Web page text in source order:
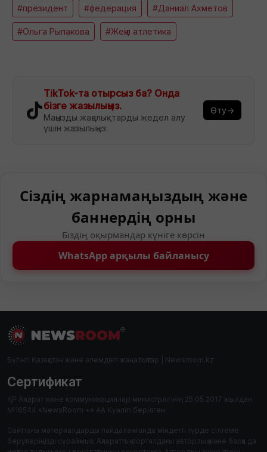
#президент #федерация #Даниал Ахметов
#Ольга Рыпакова #Жеңіл атлетика
TikTok-та отырсыз ба? Онда
бізге жазылыңыз.
Маңызды жаңалықтарды жедел алу
үшін жазылыңыз.
Өту→
Сіздің жарнамаңыздың және
баннердің орны
Біздің оқырмандар күніге көрсін
WhatsApp арқылы байланысу
Бүгінгі Қазақстан және әлемдегі жаңалықтар | Newsroom.kz
Сертификат
ҚР Ақпарат және коммуникациялар министрлігінің 25.05.2017 жылдан
№16544 «NewsRoom +» АА Куәлігі берілген.
Сайттағы материалдарды пайдаланғанда міндетті түрде сілтеме
берулеріңізді сұраймыз. Ақпараттық порталдағы авторлық және басқа да